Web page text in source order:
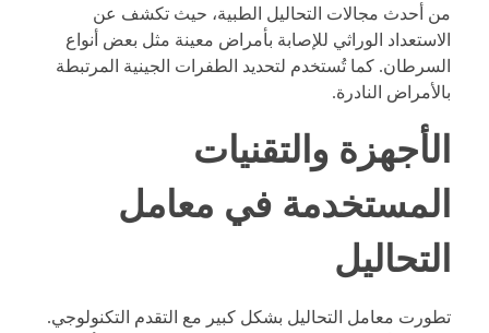
من أحدث مجالات التحاليل الطبية، حيث تكشف عن
الاستعداد الوراثي للإصابة بأمراض معينة مثل بعض أنواع
السرطان. كما تُستخدم لتحديد الطفرات الجينية المرتبطة
بالأمراض النادرة.
الأجهزة والتقنيات
المستخدمة في معامل
التحاليل
تطورت معامل التحاليل بشكل كبير مع التقدم التكنولوجي.